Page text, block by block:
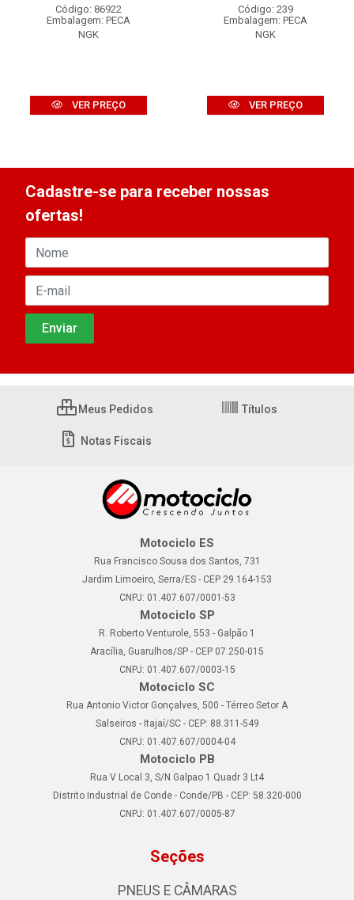
Código: 86922
Embalagem: PECA
NGK
VER PREÇO
Código: 239
Embalagem: PECA
NGK
VER PREÇO
Cadastre-se para receber nossas
ofertas!
Meus Pedidos Títulos
Notas Fiscais
Motociclo ES
Rua Francisco Sousa dos Santos, 731
Jardim Limoeiro, Serra/ES - CEP 29.164-153
CNPJ: 01.407.607/0001-53
Motociclo SP
R. Roberto Venturole, 553 - Galpão 1
Aracília, Guarulhos/SP - CEP 07.250-015
CNPJ: 01.407.607/0003-15
Motociclo SC
Rua Antonio Victor Gonçalves, 500 - Térreo Setor A
Salseiros - Itajaí/SC - CEP: 88.311-549
CNPJ: 01.407.607/0004-04
Motociclo PB
Rua V Local 3, S/N Galpao 1 Quadr 3 Lt4
Distrito Industrial de Conde - Conde/PB - CEP: 58.320-000
CNPJ: 01.407.607/0005-87
Seções
PNEUS E CÂMARAS